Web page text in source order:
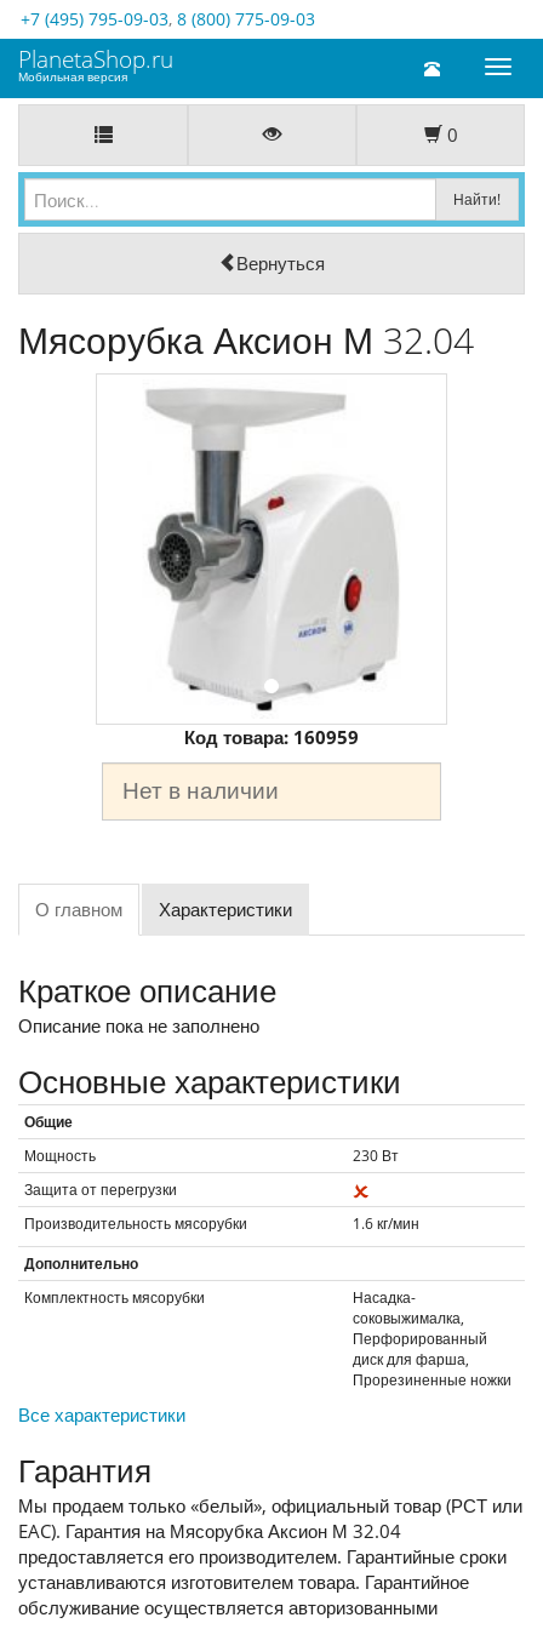
+7 (495) 795-09-03, 8 (800) 775-09-03
Toggle
PlanetaShop.ru
Мобильная версия
0
Вернуться
Мясорубка Аксион М 32.04
Код товара: 160959
Нет в наличии
О главном Характеристики
Краткое описание
Описание пока не заполнено
Основные характеристики
Общие
Мощность
230 Вт
Защита от перегрузки
Производительность мясорубки
1.6кг/мин
Дополнительно
Комплектность мясорубки
Насадка-
соковыжималка,
Перфорированный
диск для фарша,
Прорезиненные ножки
Все характеристики
Гарантия
Мы продаем только «белый», официальный товар (РСТ или
EAC). Гарантия на Мясорубка Аксион М 32.04
предоставляется его производителем. Гарантийные сроки
устанавливаются изготовителем товара. Гарантийное
обслуживание осуществляется авторизованными